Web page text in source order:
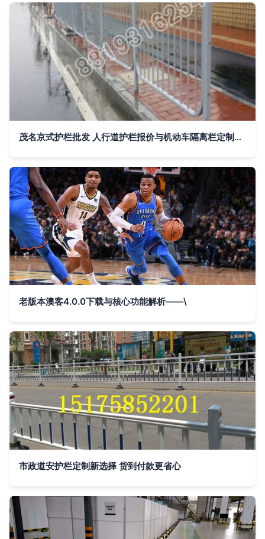
茂名京式护栏批发 人行道护栏报价与机动车隔离栏定制服务全解析
老版本澳客4.0.0下载与核心功能解析——\
市政道安护栏定制新选择 货到付款更省心